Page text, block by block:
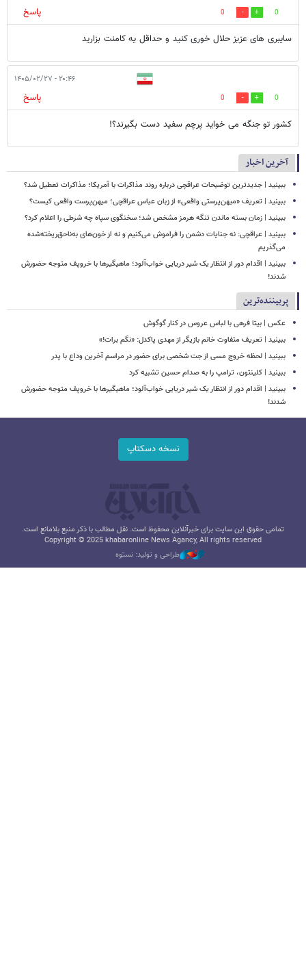
0
0
پاسخ
سایبری های عزیز حلال خوری کنید و حداقل یه کامنت بزارید
۲۰:۴۶ - ۱۴۰۵/۰۲/۲۷
0
0
پاسخ
کشور تو جنگه می خواید پرچم سفید دست بگیرند؟!
آخرین اخبار
ببینید | جدیدترین توضیحات عراقچی درباره روند مذاکرات با آمریکا؛ مذاکرات تعطیل شد؟
ببینید | تعریف «میهن‌پرستی واقعی» از زبان عباس عراقچی؛ میهن‌پرست واقعی کیست؟
ببینید | زمان بسته ماندن تنگه هرمز مشخص شد؛ سخنگوی سپاه چه شرطی را اعلام کرد؟
ببینید | عراقچی: نه جنایات دشمن را فراموش می‌کنیم و نه از خون‌های به‌ناحق‌ریخته‌شده
می‌گذریم
ببینید | اقدام دور از انتظار یک شیر دریایی خواب‌آلود؛ ماهیگیرها با خروپف متوجه حضورش
شدند!
پربیننده‌ترین
عکس | بیتا فرهی با لباس عروس در کنار گوگوش
ببینید | تعریف متفاوت خانم بازیگر از مهدی پاکدل: «نگم برات!»
ببینید | لحظه خروج مسی از جت شخصی برای حضور در مراسم آخرین وداع با پدر
ببینید | کلینتون، ترامپ را به صدام حسین تشبیه کرد
ببینید | اقدام دور از انتظار یک شیر دریایی خواب‌آلود؛ ماهیگیرها با خروپف متوجه حضورش
شدند!
نسخه دسکتاپ
تمامی حقوق این سایت برای خبرآنلاین محفوظ است. نقل مطالب با ذکر منبع بلامانع است.
Copyright © 2025 khabaronline News Agancy, All rights reserved
طراحی و تولید: نستوه